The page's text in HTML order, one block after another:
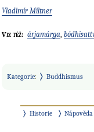
Vladimír Miltner
Viz též: árjamárga,
Kategorie: Buddhismus
Historie